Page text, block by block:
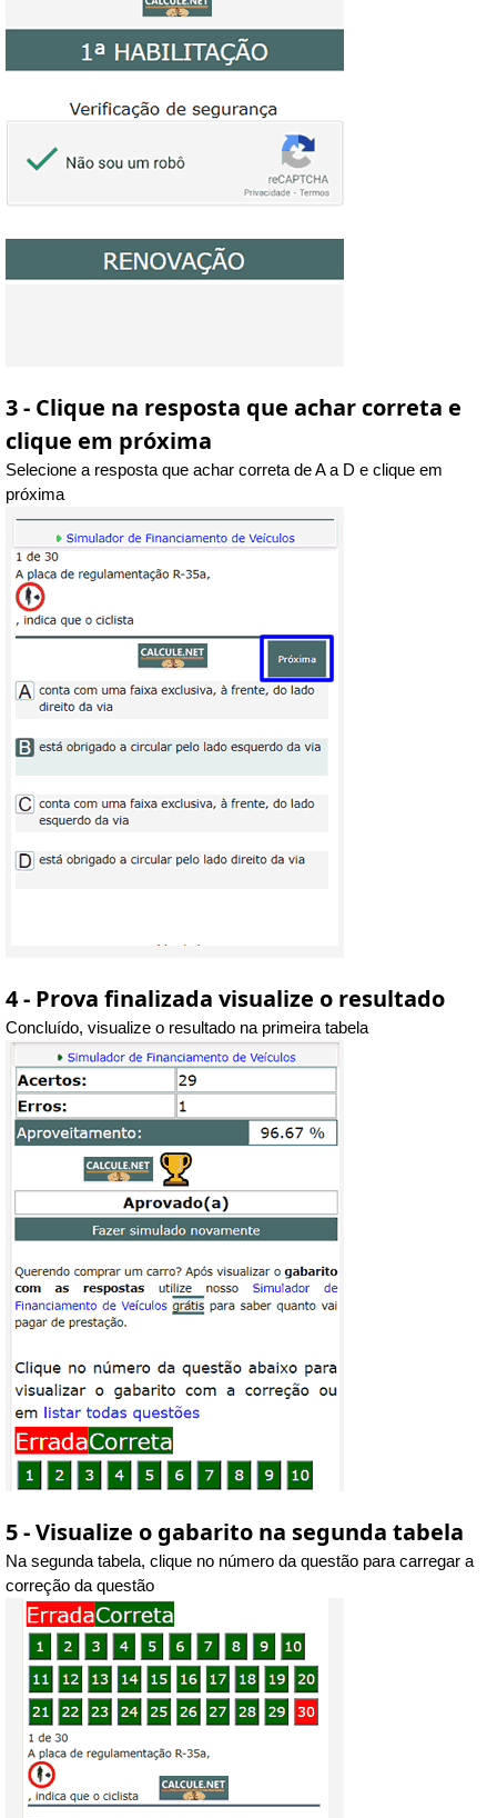
3 - Clique na resposta que achar correta e
clique em próxima
Selecione a resposta que achar correta de A a D e clique em
próxima
4 - Prova finalizada visualize o resultado
Concluído, visualize o resultado na primeira tabela
5 - Visualize o gabarito na segunda tabela
Na segunda tabela, clique no número da questão para carregar a
correção da questão